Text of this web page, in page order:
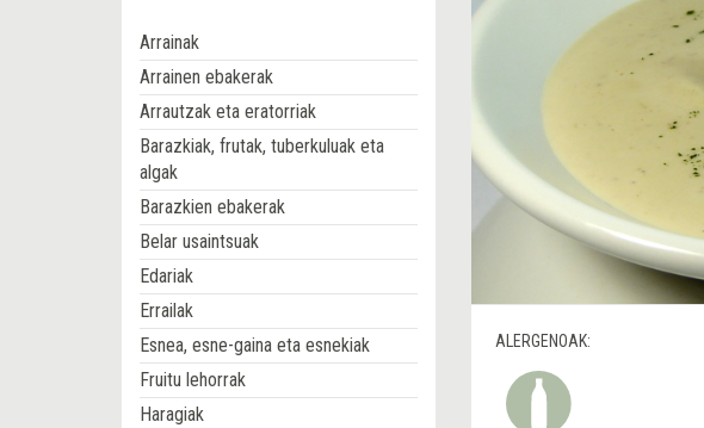
Arrainak
Arrainen ebakerak
Arrautzak eta eratorriak
Barazkiak, frutak, tuberkuluak eta
algak
Barazkien ebakerak
Belar usaintsuak
Edariak
Errailak
Esnea, esne-gaina eta esnekiak
Fruitu lehorrak
Haragiak
ALERGENOAK: